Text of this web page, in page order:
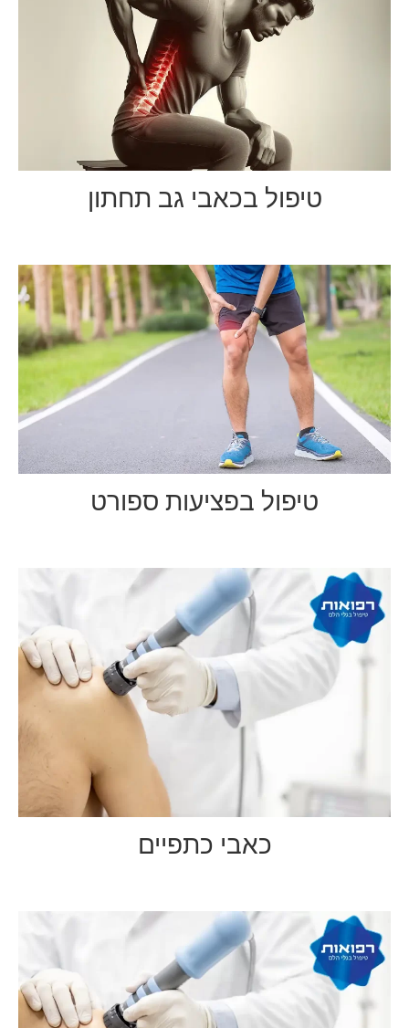
טיפול בכאבי גב תחתון
טיפול בפציעות ספורט
כאבי כתפיים